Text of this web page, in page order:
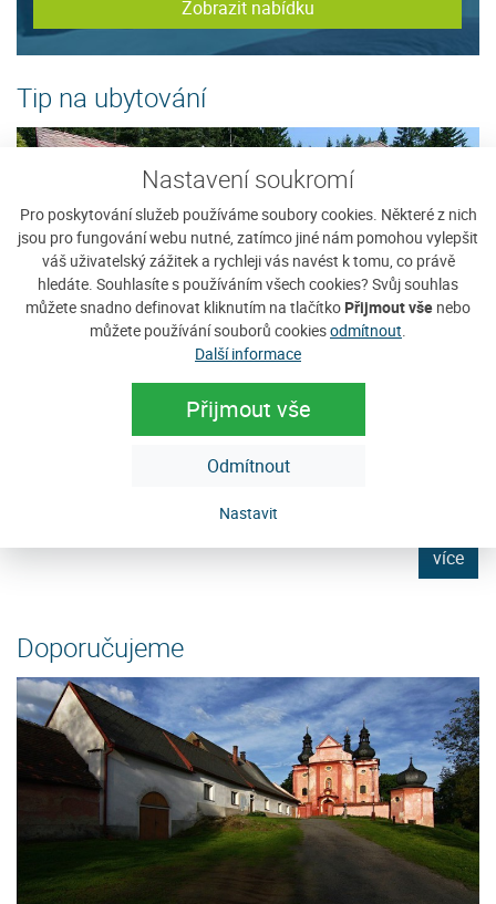
Nastavení soukromí
Pro poskytování služeb používáme soubory cookies. Některé z nich
jsou pro fungování webu nutné, zatímco jiné nám pomohou vylepšit
váš uživatelský zážitek a rychleji vás navést k tomu, co právě
hledáte. Souhlasíte s používáním všech cookies? Svůj souhlas
můžete snadno definovat kliknutím na tlačítko Přijmout vše nebo
můžete používání souborů cookiesodmítnout.
Další informace
Přijmout vše
Odmítnout
Nastavit
Zobrazit nabídku
Tip na ubytování
Penzion Javorina
Vítáme Vás v rodinném penzionu Javorina - Javorník na
Šumavě. Příjemné rodinné prostředí penzionu Javorina
Cena: 250 Kč za osobu / noc
více
Doporučujeme